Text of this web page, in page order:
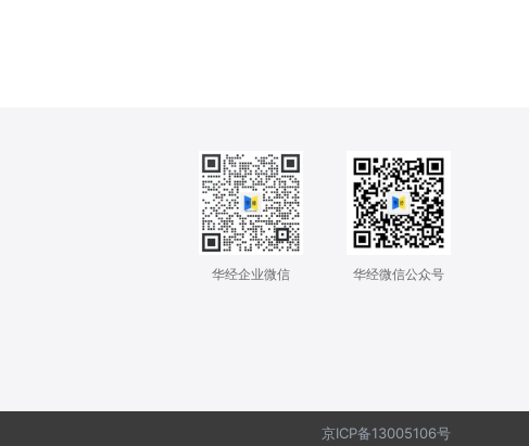
华经企业微信 华经微信公众号
京ICP备13005106号